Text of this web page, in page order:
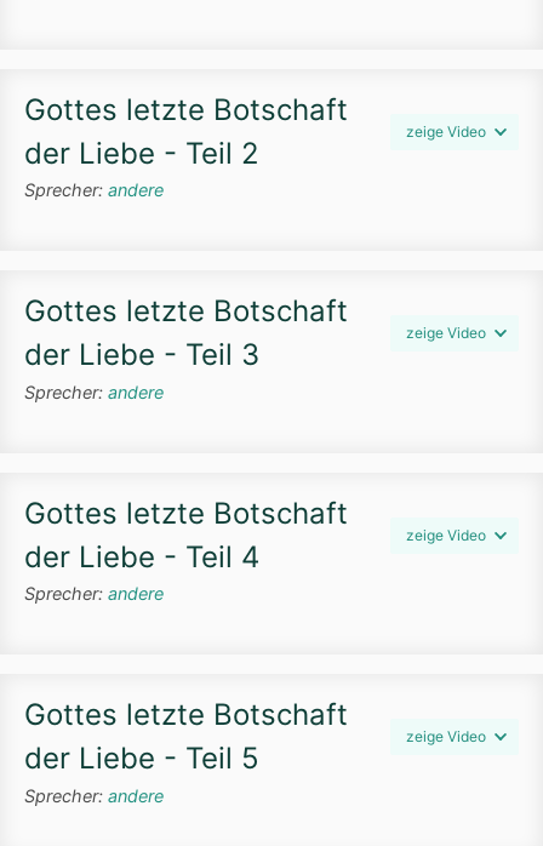
Gottes letzte Botschaft
der Liebe - Teil 2
zeige Video
Sprecher: andere
Gottes letzte Botschaft
der Liebe - Teil 3
zeige Video
Sprecher: andere
Gottes letzte Botschaft
der Liebe - Teil 4
zeige Video
Sprecher: andere
Gottes letzte Botschaft
der Liebe - Teil 5
zeige Video
Sprecher: andere